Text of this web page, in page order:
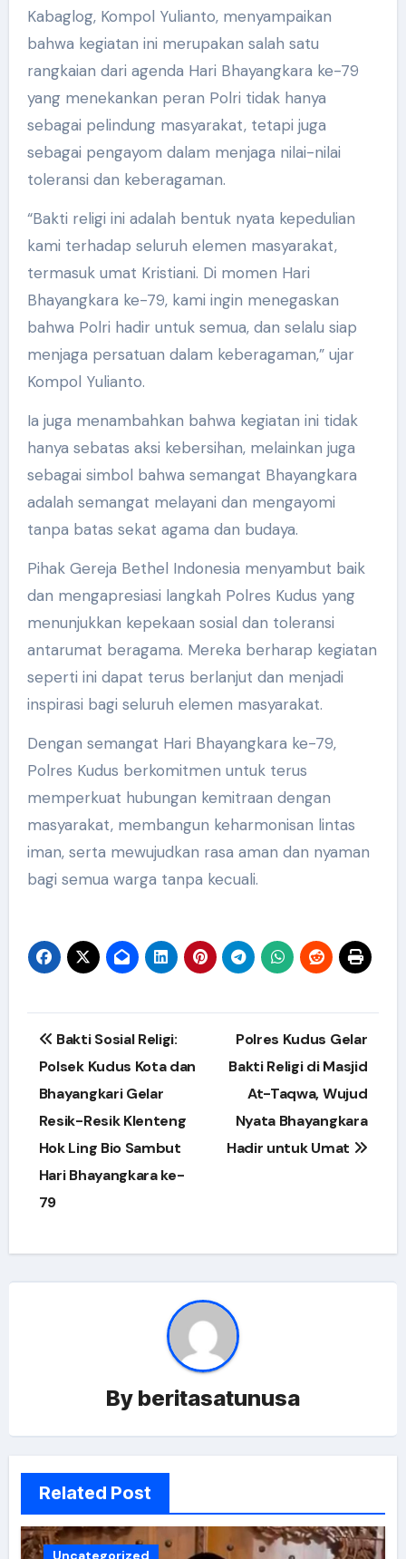
Kabaglog, Kompol Yulianto, menyampaikan
bahwa kegiatan ini merupakan salah satu
rangkaian dari agenda Hari Bhayangkara ke-79
yang menekankan peran Polri tidak hanya
sebagai pelindung masyarakat, tetapi juga
sebagai pengayom dalam menjaga nilai-nilai
toleransi dan keberagaman.
“Bakti religi ini adalah bentuk nyata kepedulian
kami terhadap seluruh elemen masyarakat,
termasuk umat Kristiani. Di momen Hari
Bhayangkara ke-79, kami ingin menegaskan
bahwa Polri hadir untuk semua, dan selalu siap
menjaga persatuan dalam keberagaman,” ujar
Kompol Yulianto.
Ia juga menambahkan bahwa kegiatan ini tidak
hanya sebatas aksi kebersihan, melainkan juga
sebagai simbol bahwa semangat Bhayangkara
adalah semangat melayani dan mengayomi
tanpa batas sekat agama dan budaya.
Pihak Gereja Bethel Indonesia menyambut baik
dan mengapresiasi langkah Polres Kudus yang
menunjukkan kepekaan sosial dan toleransi
antarumat beragama. Mereka berharap kegiatan
seperti ini dapat terus berlanjut dan menjadi
inspirasi bagi seluruh elemen masyarakat.
Dengan semangat Hari Bhayangkara ke-79,
Polres Kudus berkomitmen untuk terus
memperkuat hubungan kemitraan dengan
masyarakat, membangun keharmonisan lintas
iman, serta mewujudkan rasa aman dan nyaman
bagi semua warga tanpa kecuali.
Post
navigation
Bakti Sosial Religi:
Polsek Kudus Kota dan
Bhayangkari Gelar
Resik-Resik Klenteng
Hok Ling Bio Sambut
Hari Bhayangkara ke-
79
Polres Kudus Gelar
Bakti Religi di Masjid
At-Taqwa, Wujud
Nyata Bhayangkara
Hadir untuk Umat
By beritasatunusa
Related Post
Uncategorized